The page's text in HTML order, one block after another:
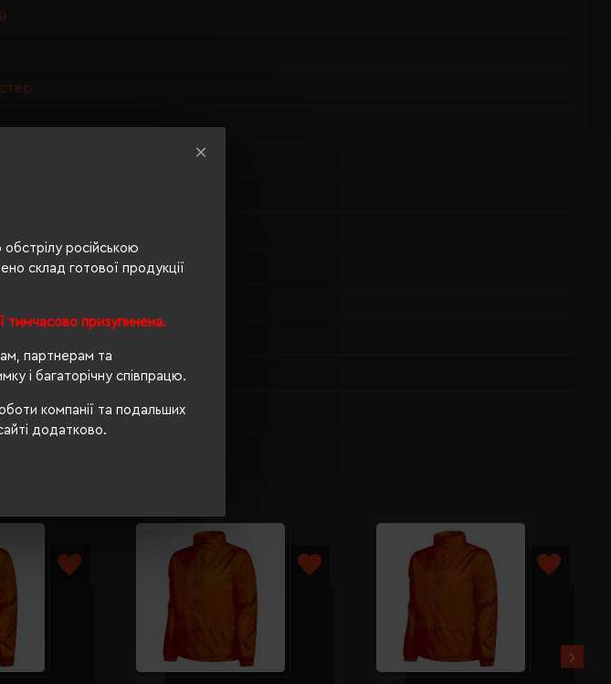
російською
склад готової продукції
тимчасово призупинена.
партнерам та
і багаторічну співпрацю.
компанії та подальших
додатково.